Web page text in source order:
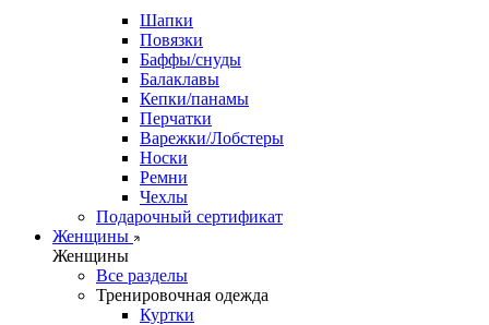
Шапки
Повязки
Баффы/снуды
Балаклавы
Кепки/панамы
Перчатки
Варежки/Лобстеры
Носки
Ремни
Чехлы
Подарочный сертификат
Женщины
Женщины
Все разделы
Тренировочная одежда
Куртки